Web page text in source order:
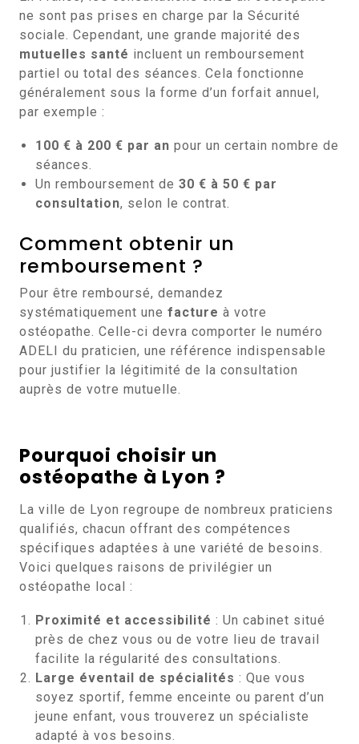
ne sont pas prises en charge par la Sécurité
sociale. Cependant, une grande majorité des
mutuelles santé incluent un remboursement
partiel ou total des séances. Cela fonctionne
généralement sous la forme d’un forfait annuel,
par exemple :
100 € à 200 € par an pour un certain nombre de
séances.
Un remboursement de 30 € à 50 € par
consultation, selon le contrat.
Comment obtenir un
remboursement ?
Pour être remboursé, demandez
systématiquement une facture à votre
ostéopathe. Celle-ci devra comporter le numéro
ADELI du praticien, une référence indispensable
pour justifier la légitimité de la consultation
auprès de votre mutuelle.
Pourquoi choisir un
ostéopathe à Lyon ?
La ville de Lyon regroupe de nombreux praticiens
qualifiés, chacun offrant des compétences
spécifiques adaptées à une variété de besoins.
Voici quelques raisons de privilégier un
ostéopathe local :
Proximité et accessibilité : Un cabinet situé
près de chez vous ou de votre lieu de travail
facilite la régularité des consultations.
Large éventail de spécialités : Que vous
soyez sportif, femme enceinte ou parent d’un
jeune enfant, vous trouverez un spécialiste
adapté à vos besoins.